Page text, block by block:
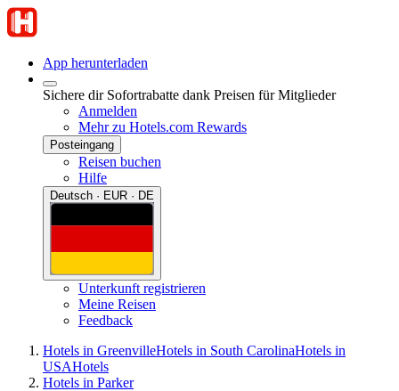
App herunterladen
Sichere dir Sofortrabatte dank Preisen für Mitglieder
Anmelden
Mehr zu Hotels.com Rewards
Posteingang
Reisen buchen
Hilfe
Deutsch · EUR · DE
Unterkunft registrieren
Meine Reisen
Feedback
Hotels in GreenvilleHotels in South CarolinaHotels in
USAHotels
Hotels in Parker